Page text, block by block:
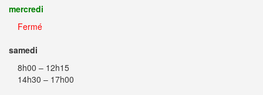
mercredi
Fermé
samedi
8h00 – 12h15
14h30 – 17h00